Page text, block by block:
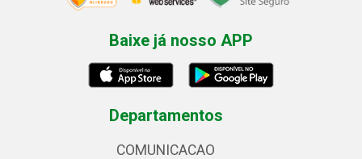
Baixe já nosso APP
Departamentos
COMUNICACAO